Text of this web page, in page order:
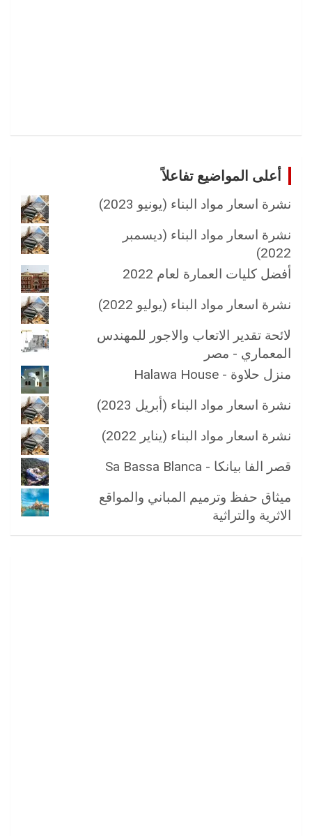
أعلى المواضيع تفاعلاً
نشرة اسعار مواد البناء (يونيو 2023)
نشرة اسعار مواد البناء (ديسمبر
2022)
أفضل كليات العمارة لعام 2022
نشرة اسعار مواد البناء (يوليو 2022)
لائحة تقدير الاتعاب والاجور للمهندس
المعماري - مصر
منزل حلاوة - Halawa House
نشرة اسعار مواد البناء (أبريل 2023)
نشرة اسعار مواد البناء (يناير 2022)
قصر الفا بيانكا - Sa Bassa Blanca
ميثاق حفظ وترميم المباني والمواقع
الاثرية والتراثية